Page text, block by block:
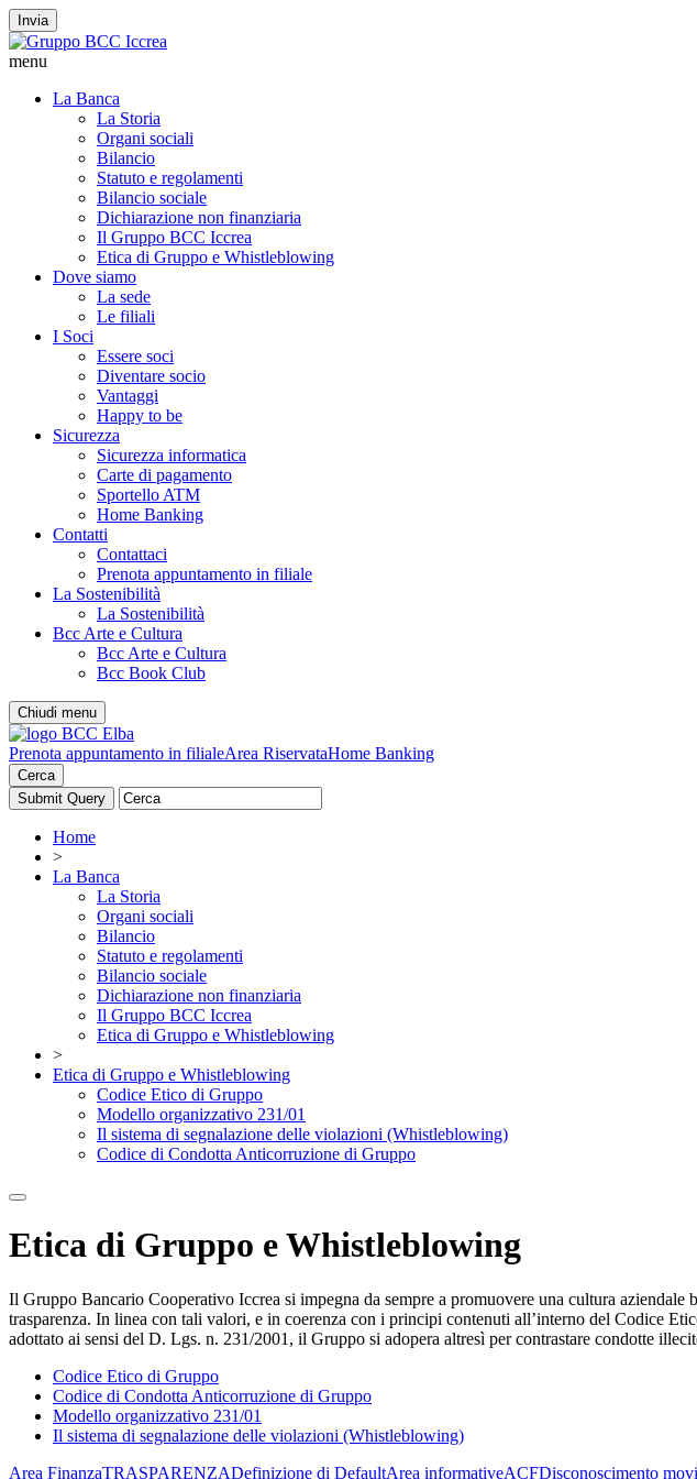
Invia
menu
La Banca
La Storia
Organi sociali
Bilancio
Statuto e regolamenti
Bilancio sociale
Dichiarazione non finanziaria
Il Gruppo BCC Iccrea
Etica di Gruppo e Whistleblowing
Dove siamo
La sede
Le filiali
I Soci
Essere soci
Diventare socio
Vantaggi
Happy to be
Sicurezza
Sicurezza informatica
Carte di pagamento
Sportello ATM
Home Banking
Contatti
Contattaci
Prenota appuntamento in filiale
La Sostenibilità
La Sostenibilità
Bcc Arte e Cultura
Bcc Arte e Cultura
Bcc Book Club
Chiudi menu
Prenota appuntamento in filialeArea RiservataHome Banking
Cerca
Home
>
La Banca
La Storia
Organi sociali
Bilancio
Statuto e regolamenti
Bilancio sociale
Dichiarazione non finanziaria
Il Gruppo BCC Iccrea
Etica di Gruppo e Whistleblowing
>
Etica di Gruppo e Whistleblowing
Codice Etico di Gruppo
Modello organizzativo 231/01
Il sistema di segnalazione delle violazioni (Whistleblowing)
Codice di Condotta Anticorruzione di Gruppo
Etica di Gruppo e Whistleblowing
Il Gruppo Bancario Cooperativo Iccrea si impegna da sempre a promuovere una cultura
trasparenza. In linea con tali valori, e in coerenza con i principi contenuti all’interno del Codice
adottato ai sensi del D. Lgs. n. 231/2001, il Gruppo si adopera altresì per contrastare condotte
Codice Etico di Gruppo
Codice di Condotta Anticorruzione di Gruppo
Modello organizzativo 231/01
Il sistema di segnalazione delle violazioni (Whistleblowing)
Area FinanzaTRASPARENZADefinizione di DefaultArea informativeACFDisconoscimento